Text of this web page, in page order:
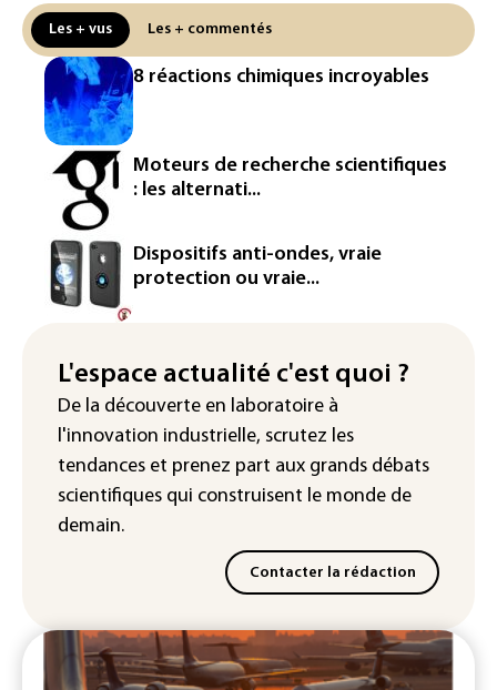
contre BASF pour pollution aux PFAS
Canicule: à l'arrêt depuis fin juillet, la
centrale de Golfech reconnectée au
réseau
Véhicules de livraison autonomes: la
France ouvre la voie à leur
homologation
Iris³: Eutelsat investira 3,4 milliards
d'euros dans la future constellation
européenne
l'entrepreneur Vianney d'Alançon
La production française de maïs
attendue au plus bas depuis 1980
Les + vus Les + commentés
8 réactions chimiques incroyables
Moteurs de recherche scientifiques
: les alternati...
Dispositifs anti-ondes, vraie
protection ou vraie...
L'espace actualité c'est quoi ?
De la découverte en laboratoire à
l'innovation industrielle, scrutez les
tendances et prenez part aux grands débats
scientifiques qui construisent le monde de
demain.
Contacter la rédaction